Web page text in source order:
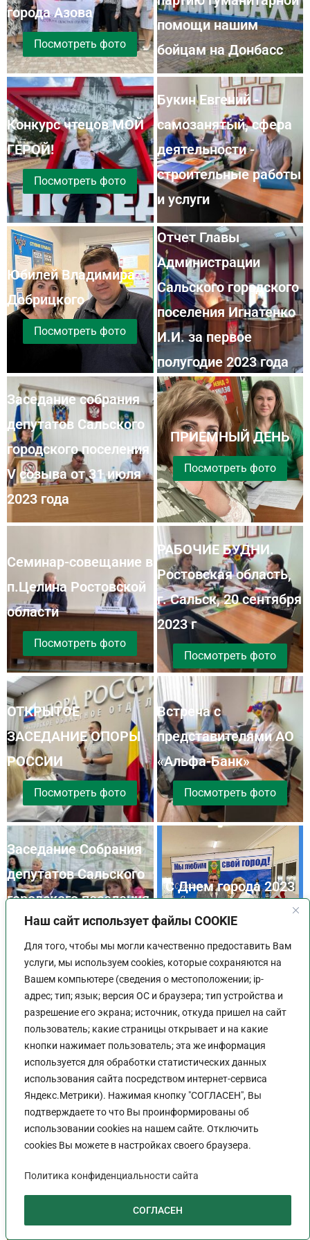
Наш сайт использует файлы COOKIE
Для того, чтобы мы могли качественно предоставить Вам
услуги, мы используем cookies, которые сохраняются на
Вашем компьютере (сведения о местоположении; ip-
адрес; тип; язык; версия ОС и браузера; тип устройства и
разрешение его экрана; источник, откуда пришел на сайт
пользователь; какие страницы открывает и на какие
кнопки нажимает пользователь; эта же информация
используется для обработки статистических данных
использования сайта посредством интернет-сервиса
Яндекс.Метрики). Нажимая кнопку "СОГЛАСЕН", Вы
подтверждаете то что Вы проинформированы об
использовании cookies на нашем сайте. Отключить
cookies Вы можете в настройках своего браузера.
Политика конфиденциальности сайта
СОГЛАСЕН
города Азова
Посмотреть фото
помощи нашим
бойцам на Донбасс
Конкурс чтецов МОЙ
ГЕРОЙ!
Посмотреть фото
Букин Евгений -
самозанятый, сфера
деятельности -
строительные работы
и услуги
Юбилей Владимира
Добрицкого
Посмотреть фото
Отчет Главы
Администрации
Сальского городского
поселения Игнатенко
И.И. за первое
полугодие 2023 года
Заседание собрания
депутатов Сальского
городского поселения
V созыва от 31 июля
2023 года
Посмотреть фото
ПРИЕМНЫЙ ДЕНЬ
Посмотреть фото
Семинар-совещание в
п.Целина Ростовской
области
Посмотреть фото
РАБОЧИЕ БУДНИ.
Ростовская область,
г. Сальск, 20 сентября
2023 г
Посмотреть фото
ОТКРЫТОЕ
ЗАСЕДАНИЕ ОПОРЫ
РОССИИ
Посмотреть фото
Встреча с
представителями АО
«Альфа-Банк»
Посмотреть фото
Заседание Собрания
депутатов Сальского
городского поселения
V созыва. 26
сентября, в 15:00 Мск
Посмотреть фото
С Днем города 2023
Посмотреть фото
ФОРУМ ОБЩЕСТВЕННОГО
НЕГОСУДАРСТВЕННОГО
ОБРАЗОВАНИЯ.Секция
«ПРЕДПРИНИМАТЕЛЬСКОЕ
ОБРАЗОВАНИЕ »г. Москва,
Общественная Палата
Российской Федерации, 10
октября 2023 г.
Посмотреть фото
Внеочередное
заседание Собрания
депутатов Сальского
городского поселения
V созыва
Очередное заседание
МВК по выделению
социальной помощи в
рамках Социального
Посмотреть фото
Фестиваль донских
брендов «МОЙ
БИЗНЕС. НАШИ
МАРКЕТ»